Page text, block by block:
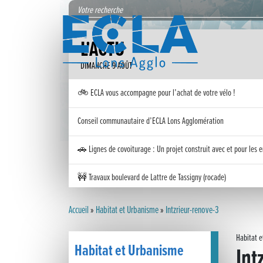
L'ACTU
DIMANCHE 9 AOÛT
🚲 ECLA vous accompagne pour l’achat de votre vélo !
Conseil communautaire d’ECLA Lons Agglomération
🚗 Lignes de covoiturage : Un projet construit avec et pour les
🚧 Travaux boulevard de Lattre de Tassigny (rocade)
Inauguration nouvelle station d’épuration (STEP) de Trenal
Festival des solutions écologiques 2026
Accueil» Habitat et Urbanisme» Intzrieur-renove-3
Habitat et Urbanisme
Habitat